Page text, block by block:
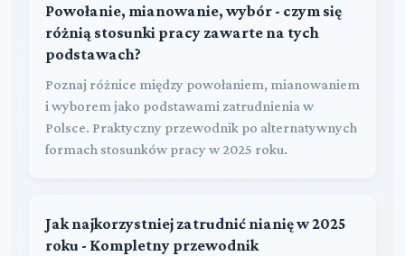
Powołanie, mianowanie, wybór - czym się
różnią stosunki pracy zawarte na tych
podstawach?
Poznaj różnice między powołaniem, mianowaniem
i wyborem jako podstawami zatrudnienia w
Polsce. Praktyczny przewodnik po alternatywnych
formach stosunków pracy w 2025 roku.
Jak najkorzystniej zatrudnić nianię w 2025
roku - Kompletny przewodnik